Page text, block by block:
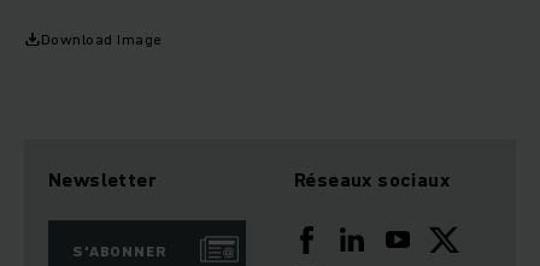
Download Image
Newsletter
S'ABONNER
Réseaux sociaux